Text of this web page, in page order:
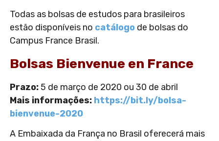
Todas as bolsas de estudos para brasileiros
estão disponíveis no catálogo de bolsas do
Campus France Brasil.
Bolsas Bienvenue en France
Prazo: 5 de março de 2020 ou 30 de abril
Mais informações: https://bit.ly/bolsa-
bienvenue-2020
A Embaixada da França no Brasil oferecerá mais